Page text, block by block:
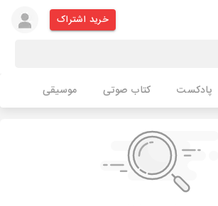
خرید اشتراک
پادکست کتاب صوتی موسیقی